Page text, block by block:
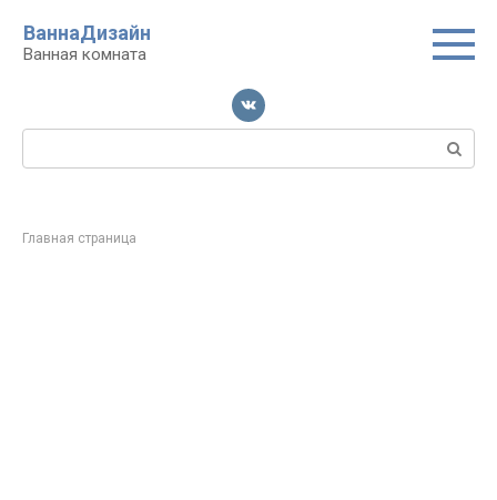
контенту
ВаннаДизайн
Ванная комната
Поиск:
Главная страница